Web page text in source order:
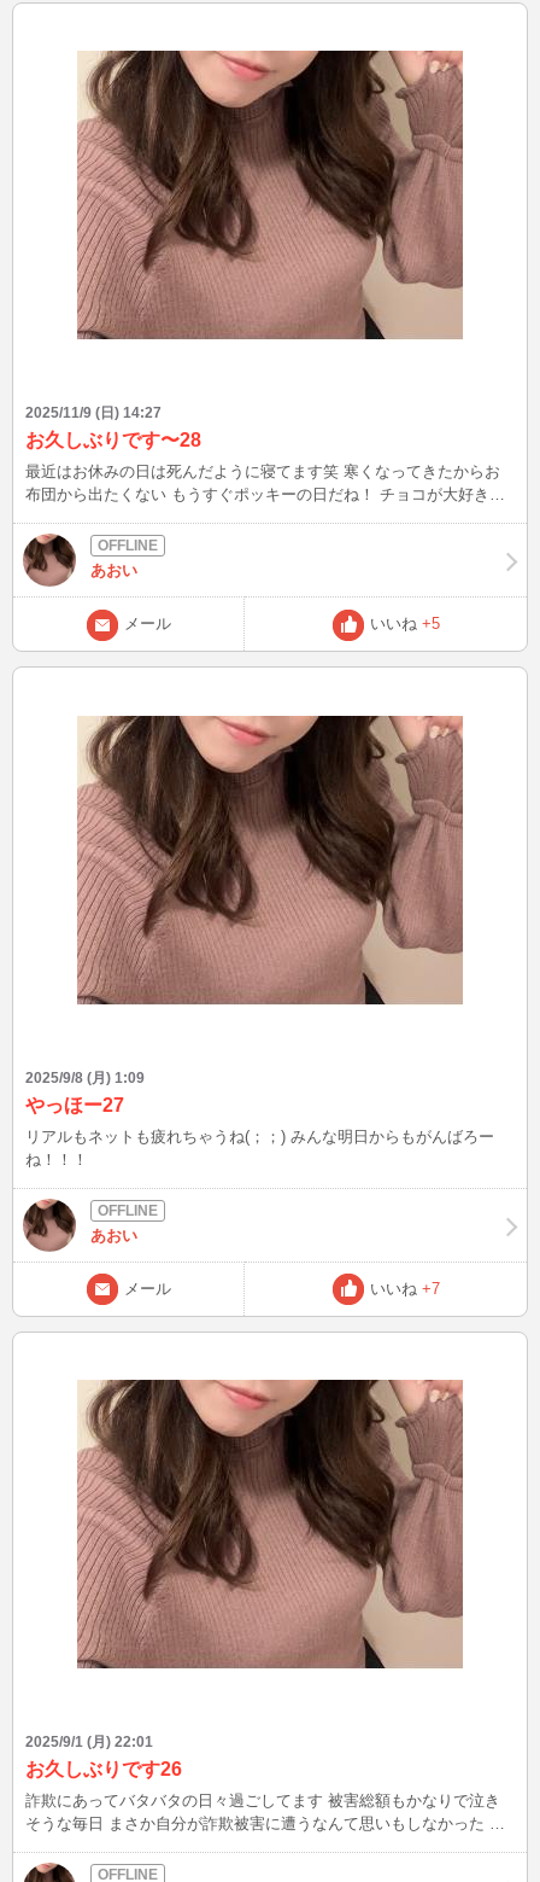
2025/11/9 (日) 14:27
お久しぶりです〜28
最近はお休みの日は死んだように寝てます笑 寒くなってきたからお
布団から出たくない もうすぐポッキーの日だね！ チョコが大好きだ
あおい
メール いいね +5
2025/9/8 (月) 1:09
やっほー27
リアルもネットも疲れちゃうね(；；) みんな明日からもがんばろー
ね！！！
あおい
メール いいね +7
2025/9/1 (月) 22:01
お久しぶりです26
詐欺にあってバタバタの日々過ごしてます 被害総額もかなりで泣き
そうな毎日 まさか自分が詐欺被害に遭うなんて思いもしなかった 気
助けてよ。って思ってる。 それくらい心に余裕ない。 だから𝙸𝙽でき